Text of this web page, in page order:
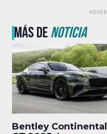
MÁS DENOTICIA
Bentley Continental